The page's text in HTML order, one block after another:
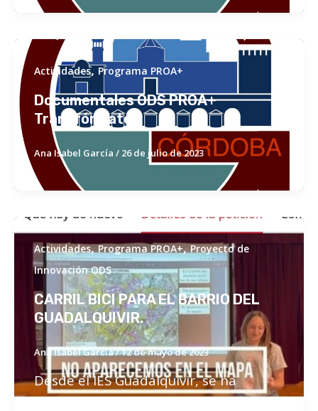
Actividades,Programa PROA+
Documentales ODS PROA+
Transfórmate
Ana Isabel García/ 26 de julio de 2023
Actividades,Programa PROA+,Proyecto de
Innovación ODS
CARRIL BICI PARA EL BARRIO DEL
GUADALQUIVIR.
Ana Isabel García/12 de mayo de 2023
Desde el IES Guadalquivir, se ha
comenzado una campaña cuyo